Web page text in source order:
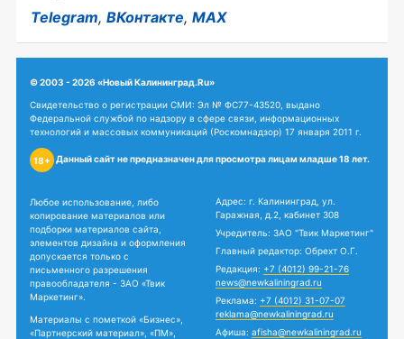
Telegram, ВКонтакте, MAX
© 2003 - 2026 «Новый Калининград.Ru»
Свидетельство о регистрации СМИ: Эл № ФС77-43520, выдано
Федеральной службой по надзору в сфере связи, информационных
технологий и массовых коммуникаций (Роскомнадзор) 17 января 2011 г.
18+ Данный сайт не предназначен для просмотра лицам младше 18 лет.
Любое использование, либо
копирование материалов или
подборки материалов сайта,
элементов дизайна и оформления
допускается только с
письменного разрешения
правообладателя - ЗАО «Твик
Маркетинг».
Материалы с пометкой «Бизнес»,
«Партнерский материал», «ПМ»,
Адрес: г. Калининград, ул.
Гаражная, д.2, кабинет 308
Учредитель: ЗАО "Твик Маркетинг"
Главный редактор: Обрехт О.Г.
Редакция: +7 (4012) 99-21-76
news@newkaliningrad.ru
Реклама: +7 (4012) 31-07-07
reklama@newkaliningrad.ru
Афиша: afisha@newkaliningrad.ru